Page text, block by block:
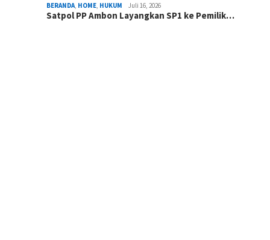
BERANDA HOME HUKUM Juli 16, 2026
Satpol PP Ambon Layangkan SP1 ke Pemilik…